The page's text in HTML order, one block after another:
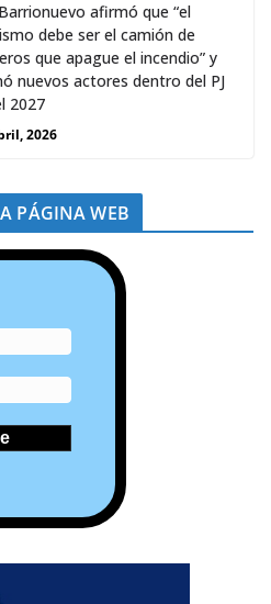
afirmó que “el
debe ser el camión de
que apague el incendio” y
nuevos actores dentro del PJ
2027
2026
PÁGINA WEB